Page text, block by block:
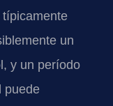
un
y un período
puede